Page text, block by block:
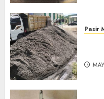
Pasir